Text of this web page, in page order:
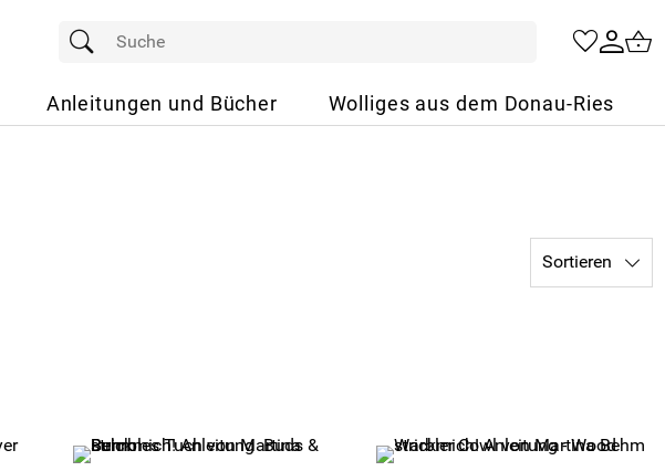
Anleitungen und Bücher Wolliges aus dem Donau-Ries
Sortieren